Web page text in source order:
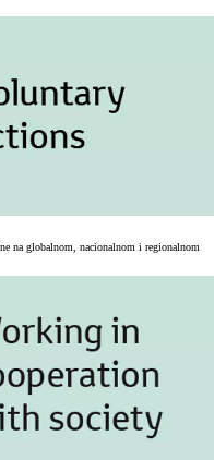
na globalnom, nacionalnom i regionalnom